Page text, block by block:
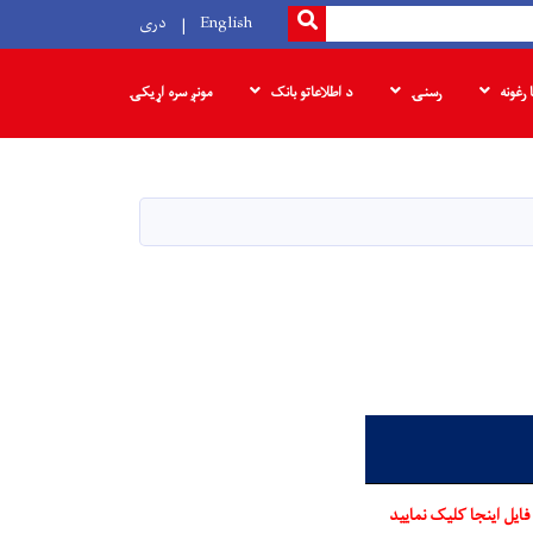
SEARCH
English دری
رغونه رسنۍ د اطلاعاتو بانک مونږ سره اړیکۍ
اینجا کلیک نمایید